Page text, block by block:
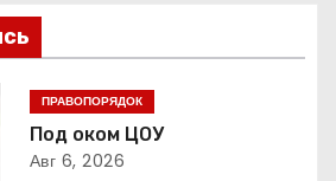
ПРАВОПОРЯДОК
Под оком ЦОУ
Авг 6, 2026